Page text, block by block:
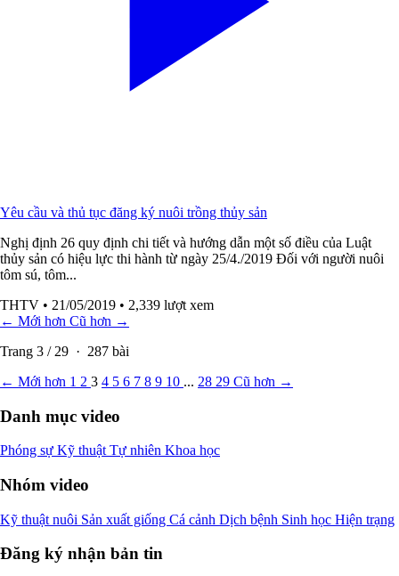
Yêu cầu và thủ tục đăng ký nuôi trồng thủy sản
Nghị định 26 quy định chi tiết và hướng dẫn một số điều của Luật
thủy sản có hiệu lực thi hành từ ngày 25/4./2019 Đối với người nuôi
tôm sú, tôm...
THTV • 21/05/2019 • 2,339 lượt xem
← Mới hơn Cũ hơn →
Trang 3 / 29 · 287 bài
← Mới hơn 1 2 3 4 5 6 7 8 9 10 ... 28 29 Cũ hơn →
Danh mục video
Phóng sự Kỹ thuật Tự nhiên Khoa học
Nhóm video
Kỹ thuật nuôi Sản xuất giống Cá cảnh Dịch bệnh Sinh học Hiện trạng
Đăng ký nhận bản tin